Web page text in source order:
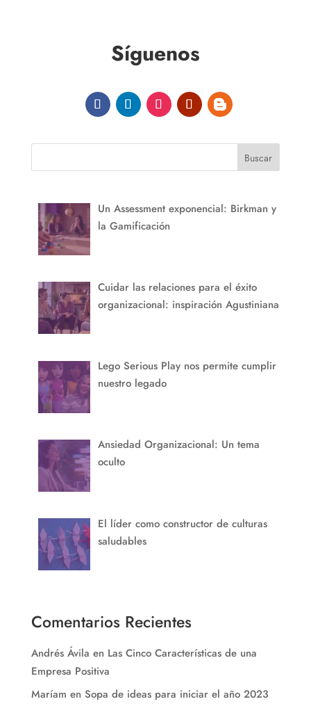
Síguenos
Buscar
Un Assessment exponencial: Birkman y
la Gamificación
Cuidar las relaciones para el éxito
organizacional: inspiración Agustiniana
Lego Serious Play nos permite cumplir
nuestro legado
Ansiedad Organizacional: Un tema
oculto
El líder como constructor de culturas
saludables
Comentarios Recientes
Andrés Ávila en Las Cinco Características de una
Empresa Positiva
Maríam en Sopa de ideas para iniciar el año 2023